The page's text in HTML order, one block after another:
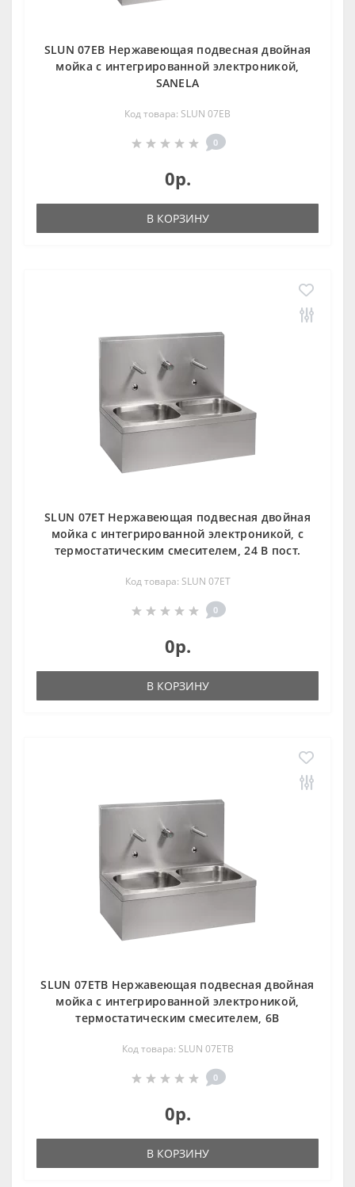
SLUN 07EB Нержавеющая подвесная двойная
мойка с интегрированной электроникой,
SANELA
Код товара: SLUN 07EB
0
0р.
В КОРЗИНУ
SLUN 07ET Нержавеющая подвесная двойная
мойка с интегрированной электроникой, с
термостатическим смесителем, 24 В пост.
Код товара: SLUN 07ET
0
0р.
В КОРЗИНУ
SLUN 07ETB Нержавеющая подвесная двойная
мойка с интегрированной электроникой,
термостатическим смесителем, 6В
Код товара: SLUN 07ETB
0
0р.
В КОРЗИНУ